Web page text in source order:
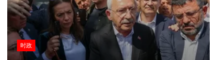
时政